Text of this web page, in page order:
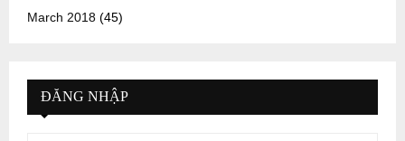
March 2018 (45)
ĐĂNG NHẬP